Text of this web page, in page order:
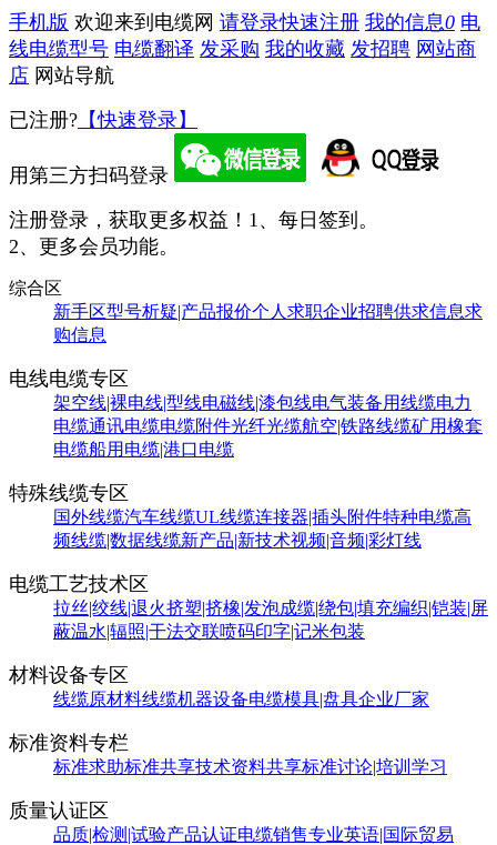
手机版 欢迎来到电缆网 请登录快速注册 我的信息0 电
线电缆型号 电缆翻译 发采购 我的收藏 发招聘 网站商
店 网站导航
已注册? 【快速登录】
用第三方扫码登录
注册登录，获取更多权益！ 1、每日签到。
2、更多会员功能。
综合区
新手区型号析疑|产品报价个人求职企业招聘供求信息求
购信息
电线电缆专区
架空线|裸电线|型线电磁线|漆包线电气装备用线缆电力
电缆通讯电缆电缆附件光纤光缆航空|铁路线缆矿用橡套
电缆船用电缆|港口电缆
特殊线缆专区
国外线缆汽车线缆UL线缆连接器|插头附件特种电缆高
频线缆|数据线缆新产品|新技术视频|音频|彩灯线
电缆工艺技术区
拉丝|绞线|退火挤塑|挤橡|发泡成缆|绕包|填充编织|铠装|屏
蔽温水|辐照|干法交联喷码印字|记米包装
材料设备专区
线缆原材料线缆机器设备电缆模具|盘具企业厂家
标准资料专栏
标准求助标准共享技术资料共享标准讨论|培训学习
质量认证区
品质|检测|试验产品认证电缆销售专业英语|国际贸易